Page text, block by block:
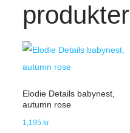
produkter
Elodie Details babynest,
autumn rose
1,195 kr